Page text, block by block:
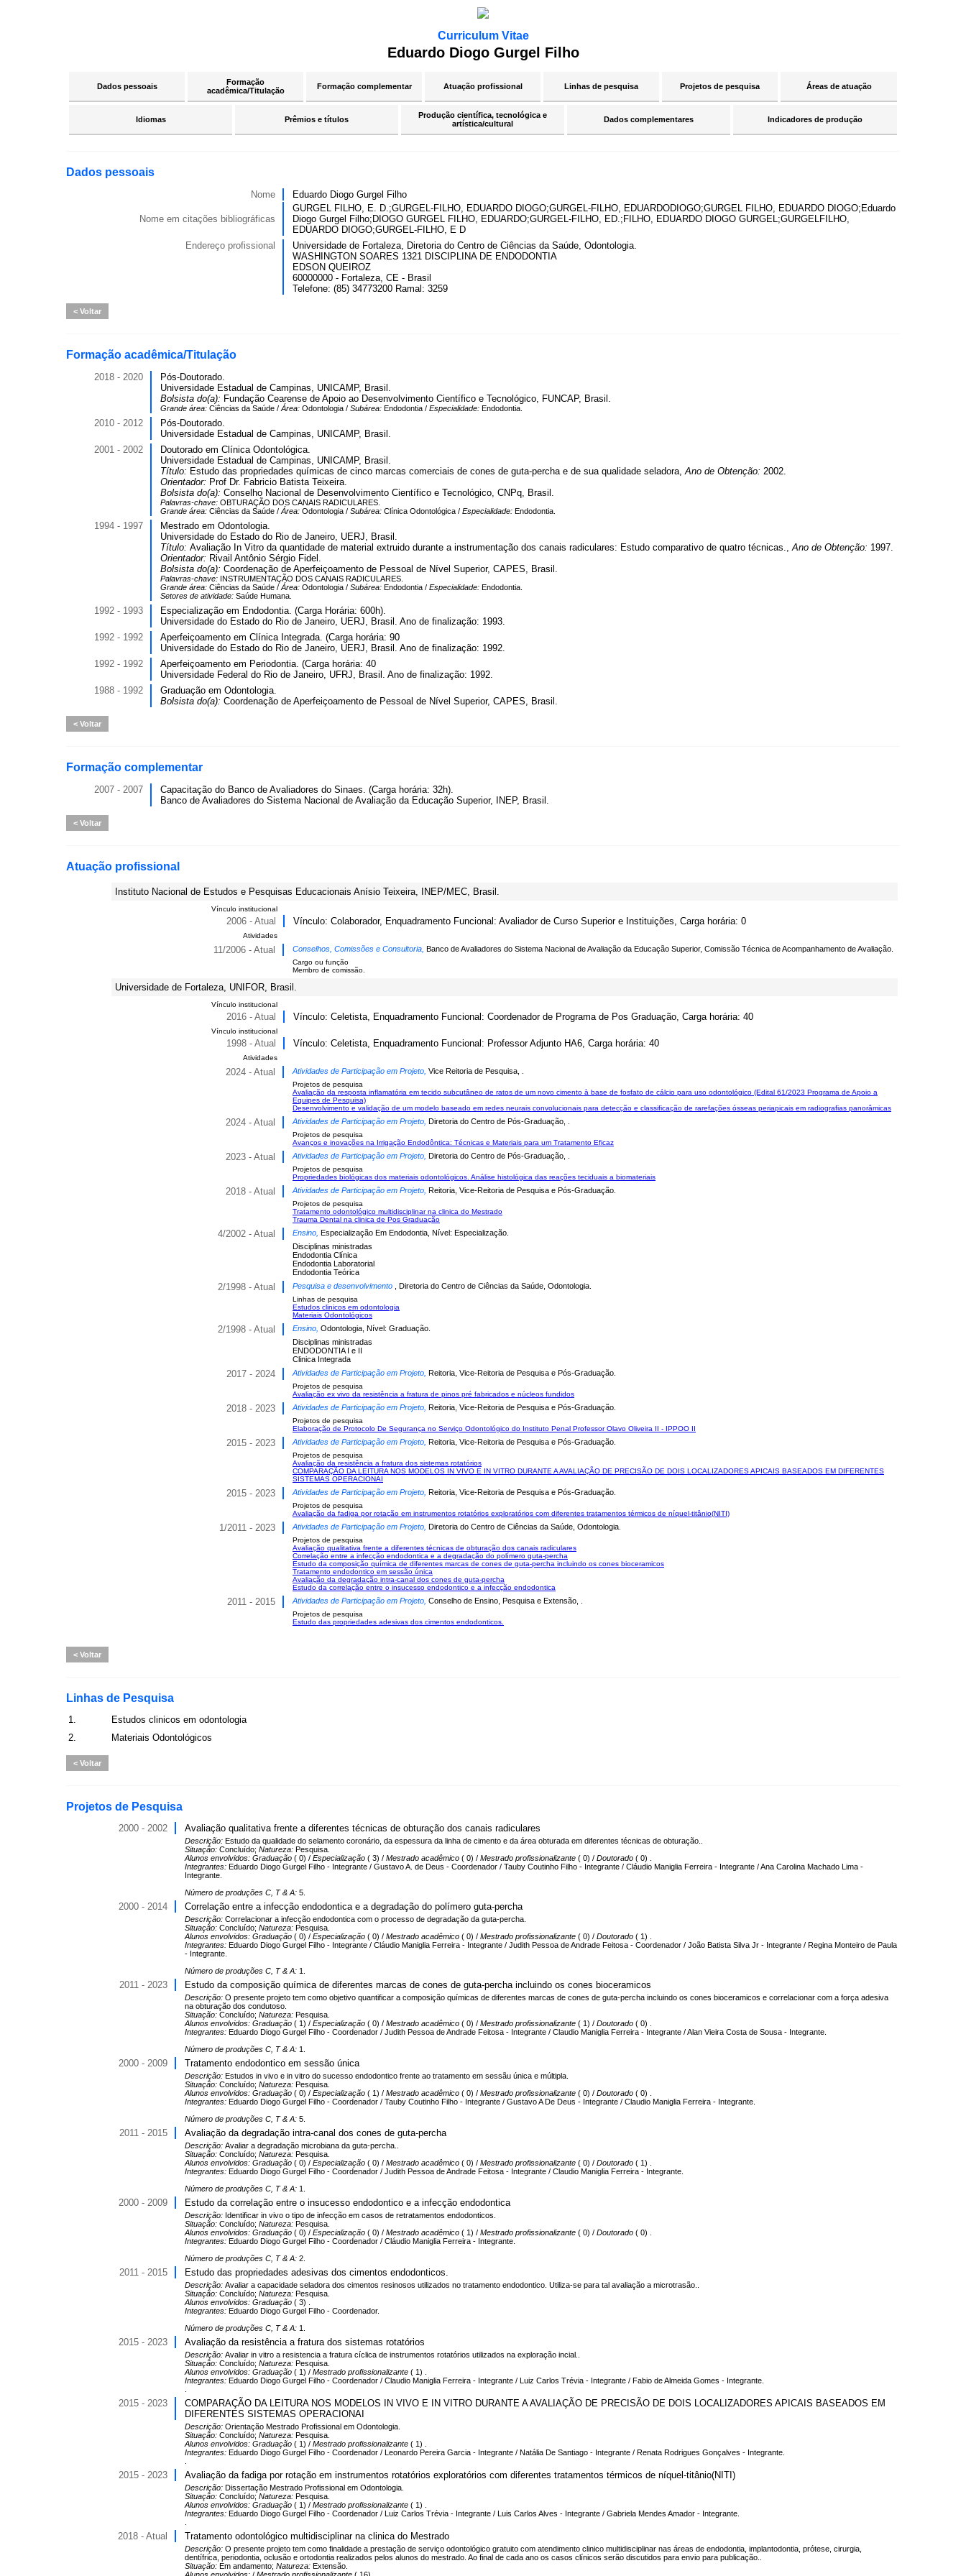
Curriculum Vitae
Eduardo Diogo Gurgel Filho
Dados pessoais
Formação
acadêmica/Titulação
Formação complementar Atuação profissional Linhas de pesquisa Projetos de pesquisa Áreas de atuação
Idiomas Prêmios e títulos
Produção científica, tecnológica e
artística/cultural
Dados complementares Indicadores de produção
Dados pessoais
Nome Eduardo Diogo Gurgel Filho
Nome em citações bibliográficas
GURGEL FILHO, E. D.;GURGEL-FILHO, EDUARDO DIOGO;GURGEL-FILHO, EDUARDODIOGO;GURGEL FILHO, EDUARDO DIOGO;Eduardo
Diogo Gurgel Filho;DIOGO GURGEL FILHO, EDUARDO;GURGEL-FILHO, ED.;FILHO, EDUARDO DIOGO GURGEL;GURGELFILHO,
EDUARDO DIOGO;GURGEL-FILHO, E D
Endereço profissional
Universidade de Fortaleza, Diretoria do Centro de Ciências da Saúde, Odontologia.
WASHINGTON SOARES 1321 DISCIPLINA DE ENDODONTIA
EDSON QUEIROZ
60000000 - Fortaleza, CE - Brasil
Telefone: (85) 34773200 Ramal: 3259
Voltar
Formação acadêmica/Titulação
2018 - 2020
Pós-Doutorado.
Universidade Estadual de Campinas, UNICAMP, Brasil.
Bolsista do(a): Fundação Cearense de Apoio ao Desenvolvimento Científico e Tecnológico, FUNCAP, Brasil.
Grande área: Ciências da Saúde / Área: Odontologia / Subárea: Endodontia / Especialidade: Endodontia.
2010 - 2012
Pós-Doutorado.
Universidade Estadual de Campinas, UNICAMP, Brasil.
2001 - 2002
Doutorado em Clínica Odontológica.
Universidade Estadual de Campinas, UNICAMP, Brasil.
Título: Estudo das propriedades químicas de cinco marcas comerciais de cones de guta-percha e de sua qualidade seladora,Ano de Obtenção: 2002.
Orientador: Prof Dr. Fabricio Batista Teixeira.
Bolsista do(a): Conselho Nacional de Desenvolvimento Científico e Tecnológico, CNPq, Brasil.
Palavras-chave: OBTURAÇÃO DOS CANAIS RADICULARES.
Grande área: Ciências da Saúde / Área: Odontologia / Subárea: Clínica Odontológica / Especialidade: Endodontia.
1994 - 1997
Mestrado em Odontologia.
Universidade do Estado do Rio de Janeiro, UERJ, Brasil.
Título: Avaliação In Vitro da quantidade de material extruido durante a instrumentação dos canais radiculares: Estudo comparativo de quatro técnicas.,Ano de Obtenção: 1997.
Orientador: Rivail Antônio Sérgio Fidel.
Bolsista do(a): Coordenação de Aperfeiçoamento de Pessoal de Nível Superior, CAPES, Brasil.
Palavras-chave: INSTRUMENTAÇÃO DOS CANAIS RADICULARES.
Grande área: Ciências da Saúde / Área: Odontologia / Subárea: Endodontia / Especialidade: Endodontia.
Setores de atividade: Saúde Humana.
1992 - 1993
Especialização em Endodontia. (Carga Horária: 600h).
Universidade do Estado do Rio de Janeiro, UERJ, Brasil. Ano de finalização: 1993.
1992 - 1992
Aperfeiçoamento em Clínica Integrada. (Carga horária: 90
Universidade do Estado do Rio de Janeiro, UERJ, Brasil. Ano de finalização: 1992.
1992 - 1992
Aperfeiçoamento em Periodontia. (Carga horária: 40
Universidade Federal do Rio de Janeiro, UFRJ, Brasil. Ano de finalização: 1992.
1988 - 1992
Graduação em Odontologia.
Bolsista do(a): Coordenação de Aperfeiçoamento de Pessoal de Nível Superior, CAPES, Brasil.
Voltar
Formação complementar
2007 - 2007
Capacitação do Banco de Avaliadores do Sinaes. (Carga horária: 32h).
Banco de Avaliadores do Sistema Nacional de Avaliação da Educação Superior, INEP, Brasil.
Voltar
Atuação profissional
Instituto Nacional de Estudos e Pesquisas Educacionais Anísio Teixeira, INEP/MEC, Brasil.
Vínculo institucional
2006 - Atual Vínculo: Colaborador, Enquadramento Funcional: Avaliador de Curso Superior e Instituições, Carga horária: 0
Atividades
11/2006 - Atual Conselhos, Comissões e Consultoria, Banco de Avaliadores do Sistema Nacional de Avaliação da Educação Superior, Comissão Técnica de Acompanhamento de Avaliação.
Cargo ou função
Membro de comissão.
Universidade de Fortaleza, UNIFOR, Brasil.
Vínculo institucional
2016 - Atual Vínculo: Celetista, Enquadramento Funcional: Coordenador de Programa de Pos Graduação, Carga horária: 40
Vínculo institucional
1998 - Atual Vínculo: Celetista, Enquadramento Funcional: Professor Adjunto HA6, Carga horária: 40
Atividades
2024 - Atual Atividades de Participação em Projeto, Vice Reitoria de Pesquisa, .
Projetos de pesquisa
Avaliação da resposta inflamatória em tecido subcutâneo de ratos de um novo cimento à base de fosfato de cálcio para uso odontológico (Edital 61/2023 Programa de Apoio a
Equipes de Pesquisa)
Desenvolvimento e validação de um modelo baseado em redes neurais convolucionais para detecção e classificação de rarefações ósseas periapicais em radiografias panorâmicas
2024 - Atual Atividades de Participação em Projeto, Diretoria do Centro de Pós-Graduação, .
Projetos de pesquisa
Avanços e inovações na Irrigação Endodôntica: Técnicas e Materiais para um Tratamento Eficaz
2023 - Atual Atividades de Participação em Projeto, Diretoria do Centro de Pós-Graduação, .
Projetos de pesquisa
Propriedades biológicas dos materiais odontológicos. Análise histológica das reações teciduais a biomateriais
2018 - Atual Atividades de Participação em Projeto, Reitoria, Vice-Reitoria de Pesquisa e Pós-Graduação.
Projetos de pesquisa
Tratamento odontológico multidisciplinar na clinica do Mestrado
Trauma Dental na clinica de Pos Graduação
4/2002 - Atual Ensino, Especialização Em Endodontia, Nível: Especialização.
Disciplinas ministradas
Endodontia Clínica
Endodontia Laboratorial
Endodontia Teórica
2/1998 - Atual Pesquisa e desenvolvimento , Diretoria do Centro de Ciências da Saúde, Odontologia.
Linhas de pesquisa
Estudos clinicos em odontologia
Materiais Odontológicos
2/1998 - Atual Ensino, Odontologia, Nível: Graduação.
Disciplinas ministradas
ENDODONTIA I e II
Clinica Integrada
2017 - 2024 Atividades de Participação em Projeto, Reitoria, Vice-Reitoria de Pesquisa e Pós-Graduação.
Projetos de pesquisa
Avaliação ex vivo da resistência a fratura de pinos pré fabricados e núcleos fundidos
2018 - 2023 Atividades de Participação em Projeto, Reitoria, Vice-Reitoria de Pesquisa e Pós-Graduação.
Projetos de pesquisa
Elaboração de Protocolo De Segurança no Serviço Odontológico do Instituto Penal Professor Olavo Oliveira II - IPPOO II
2015 - 2023 Atividades de Participação em Projeto, Reitoria, Vice-Reitoria de Pesquisa e Pós-Graduação.
Projetos de pesquisa
Avaliação da resistência a fratura dos sistemas rotatórios
COMPARAÇÃO DA LEITURA NOS MODELOS IN VIVO E IN VITRO DURANTE A AVALIAÇÃO DE PRECISÃO DE DOIS LOCALIZADORES APICAIS BASEADOS EM DIFERENTES
SISTEMAS OPERACIONAI
2015 - 2023 Atividades de Participação em Projeto, Reitoria, Vice-Reitoria de Pesquisa e Pós-Graduação.
Projetos de pesquisa
Avaliação da fadiga por rotação em instrumentos rotatórios exploratórios com diferentes tratamentos térmicos de níquel-titânio(NITI)
1/2011 - 2023 Atividades de Participação em Projeto, Diretoria do Centro de Ciências da Saúde, Odontologia.
Projetos de pesquisa
Avaliação qualitativa frente a diferentes técnicas de obturação dos canais radiculares
Correlação entre a infecção endodontica e a degradação do polímero guta-percha
Estudo da composição química de diferentes marcas de cones de guta-percha incluindo os cones bioceramicos
Tratamento endodontico em sessão única
Avaliação da degradação intra-canal dos cones de guta-percha
Estudo da correlação entre o insucesso endodontico e a infecção endodontica
2011 - 2015 Atividades de Participação em Projeto, Conselho de Ensino, Pesquisa e Extensão, .
Projetos de pesquisa
Estudo das propriedades adesivas dos cimentos endodonticos.
Voltar
Linhas de Pesquisa
1.
Estudos clinicos em odontologia
2.
Materiais Odontológicos
Voltar
Projetos de Pesquisa
2000 - 2002 Avaliação qualitativa frente a diferentes técnicas de obturação dos canais radiculares
Descrição: Estudo da qualidade do selamento coronário, da espessura da linha de cimento e da área obturada em diferentes técnicas de obturação..
Situação: Concluído; Natureza: Pesquisa.
Alunos envolvidos: Graduação ( 0) / Especialização ( 3) / Mestrado acadêmico ( 0) / Mestrado profissionalizante ( 0) / Doutorado ( 0) .
Integrantes: Eduardo Diogo Gurgel Filho - Integrante / Gustavo A. de Deus - Coordenador / Tauby Coutinho Filho - Integrante / Cláudio Maniglia Ferreira - Integrante / Ana Carolina Machado Lima -
Integrante.
Número de produções C, T & A: 5.
2000 - 2014 Correlação entre a infecção endodontica e a degradação do polímero guta-percha
Descrição: Correlacionar a infecção endodontica com o processo de degradação da guta-percha.
Situação: Concluído; Natureza: Pesquisa.
Alunos envolvidos: Graduação ( 0) / Especialização ( 0) / Mestrado acadêmico ( 0) / Mestrado profissionalizante ( 0) / Doutorado ( 1) .
Integrantes: Eduardo Diogo Gurgel Filho - Integrante / Cláudio Maniglia Ferreira - Integrante / Judith Pessoa de Andrade Feitosa - Coordenador / João Batista Silva Jr - Integrante / Regina Monteiro de Paula
- Integrante.
Número de produções C, T & A: 1.
2011 - 2023 Estudo da composição química de diferentes marcas de cones de guta-percha incluindo os cones bioceramicos
Descrição: O presente projeto tem como objetivo quantificar a composição químicas de diferentes marcas de cones de guta-percha incluindo os cones bioceramicos e correlacionar com a força adesiva
na obturação dos condutoso.
Situação: Concluído; Natureza: Pesquisa.
Alunos envolvidos: Graduação ( 1) / Especialização ( 0) / Mestrado acadêmico ( 0) / Mestrado profissionalizante ( 1) / Doutorado ( 0) .
Integrantes: Eduardo Diogo Gurgel Filho - Coordenador / Judith Pessoa de Andrade Feitosa - Integrante / Claudio Maniglia Ferreira - Integrante / Alan Vieira Costa de Sousa - Integrante.
Número de produções C, T & A: 1.
2000 - 2009 Tratamento endodontico em sessão única
Descrição: Estudos in vivo e in vitro do sucesso endodontico frente ao tratamento em sessãu única e múltipla.
Situação: Concluído; Natureza: Pesquisa.
Alunos envolvidos: Graduação ( 0) / Especialização ( 1) / Mestrado acadêmico ( 0) / Mestrado profissionalizante ( 0) / Doutorado ( 0) .
Integrantes: Eduardo Diogo Gurgel Filho - Coordenador / Tauby Coutinho Filho - Integrante / Gustavo A De Deus - Integrante / Claudio Maniglia Ferreira - Integrante.
Número de produções C, T & A: 5.
2011 - 2015 Avaliação da degradação intra-canal dos cones de guta-percha
Descrição: Avaliar a degradação microbiana da guta-percha..
Situação: Concluído; Natureza: Pesquisa.
Alunos envolvidos: Graduação ( 0) / Especialização ( 0) / Mestrado acadêmico ( 0) / Mestrado profissionalizante ( 0) / Doutorado ( 1) .
Integrantes: Eduardo Diogo Gurgel Filho - Coordenador / Judith Pessoa de Andrade Feitosa - Integrante / Claudio Maniglia Ferreira - Integrante.
Número de produções C, T & A: 1.
2000 - 2009 Estudo da correlação entre o insucesso endodontico e a infecção endodontica
Descrição: Identificar in vivo o tipo de infecção em casos de retratamentos endodonticos.
Situação: Concluído; Natureza: Pesquisa.
Alunos envolvidos: Graduação ( 0) / Especialização ( 0) / Mestrado acadêmico ( 1) / Mestrado profissionalizante ( 0) / Doutorado ( 0) .
Integrantes: Eduardo Diogo Gurgel Filho - Coordenador / Cláudio Maniglia Ferreira - Integrante.
Número de produções C, T & A: 2.
2011 - 2015 Estudo das propriedades adesivas dos cimentos endodonticos.
Descrição: Avaliar a capacidade seladora dos cimentos resinosos utilizados no tratamento endodontico. Utiliza-se para tal avaliação a microtrasão..
Situação: Concluído; Natureza: Pesquisa.
Alunos envolvidos: Graduação ( 3) .
Integrantes: Eduardo Diogo Gurgel Filho - Coordenador.
Número de produções C, T & A: 1.
2015 - 2023 Avaliação da resistência a fratura dos sistemas rotatórios
Descrição: Avaliar in vitro a resistencia a fratura cíclica de instrumentos rotatórios utilizados na exploração incial..
Situação: Concluído; Natureza: Pesquisa.
Alunos envolvidos: Graduação ( 1) / Mestrado profissionalizante ( 1) .
Integrantes: Eduardo Diogo Gurgel Filho - Coordenador / Claudio Maniglia Ferreira - Integrante / Luiz Carlos Trévia - Integrante / Fabio de Almeida Gomes - Integrante.
2015 - 2023
COMPARAÇÃO DA LEITURA NOS MODELOS IN VIVO E IN VITRO DURANTE A AVALIAÇÃO DE PRECISÃO DE DOIS LOCALIZADORES APICAIS BASEADOS EM
DIFERENTES SISTEMAS OPERACIONAI
Descrição: Orientação Mestrado Profissional em Odontologia.
Situação: Concluído; Natureza: Pesquisa.
Alunos envolvidos: Graduação ( 1) / Mestrado profissionalizante ( 1) .
Integrantes: Eduardo Diogo Gurgel Filho - Coordenador / Leonardo Pereira Garcia - Integrante / Natália De Santiago - Integrante / Renata Rodrigues Gonçalves - Integrante.
2015 - 2023 Avaliação da fadiga por rotação em instrumentos rotatórios exploratórios com diferentes tratamentos térmicos de níquel-titânio(NITI)
Descrição: Dissertação Mestrado Profissional em Odontologia.
Situação: Concluído; Natureza: Pesquisa.
Alunos envolvidos: Graduação ( 1) / Mestrado profissionalizante ( 1) .
Integrantes: Eduardo Diogo Gurgel Filho - Coordenador / Luiz Carlos Trévia - Integrante / Luis Carlos Alves - Integrante / Gabriela Mendes Amador - Integrante.
2018 - Atual Tratamento odontológico multidisciplinar na clinica do Mestrado
Descrição: O presente projeto tem como finalidade a prestação de serviço odontológico gratuito com atendimento clinico multidisciplinar nas áreas de endodontia, implantodontia, prótese, cirurgia,
dentífrica, periodontia, oclusão e ortodontia realizados pelos alunos do mestrado. Ao final de cada ano os casos clínicos serão discutidos para envio para publicação..
Situação: Em andamento; Natureza: Extensão.